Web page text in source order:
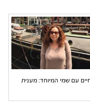
עם שמי המיוחד: מענית